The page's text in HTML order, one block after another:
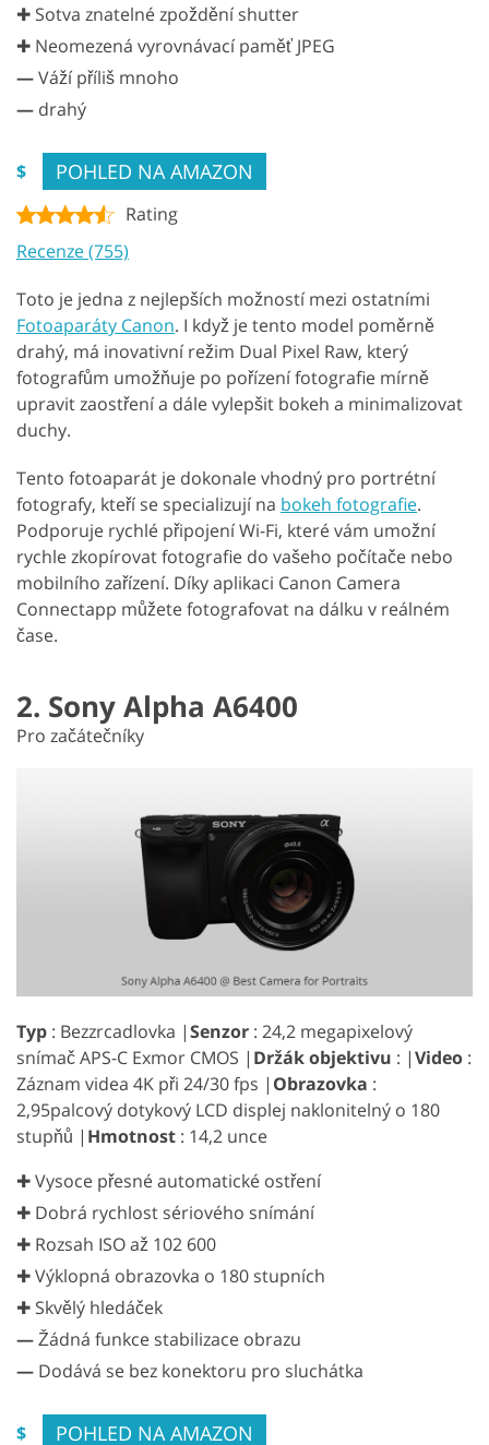
✚ Sotva znatelné zpoždění shutter
✚ Neomezená vyrovnávací paměť JPEG
—Váží příliš mnoho
— drahý
$ POHLED NA AMAZON
Rating
Recenze (755)
Toto je jedna z nejlepších možností mezi ostatními
Fotoaparáty Canon. I když je tento model poměrně
drahý, má inovativní režim Dual Pixel Raw, který
fotografům umožňuje po pořízení fotografie mírně
upravit zaostření a dále vylepšit bokeh a minimalizovat
duchy.
Tento fotoaparát je dokonale vhodný pro portrétní
fotografy, kteří se specializují na bokeh fotografie.
Podporuje rychlé připojení Wi-Fi, které vám umožní
rychle zkopírovat fotografie do vašeho počítače nebo
mobilního zařízení. Díky aplikaci Canon Camera
Connectapp můžete fotografovat na dálku v reálném
čase.
2. Sony Alpha A6400
Pro začátečníky
Typ : Bezzrcadlovka |Senzor : 24,2 megapixelový
snímač APS-C Exmor CMOS | Držák objektivu : |Video :
Záznam videa 4K při 24/30 fps | Obrazovka :
2,95palcový dotykový LCD displej naklonitelný o 180
stupňů | Hmotnost : 14,2 unce
✚ Vysoce přesné automatické ostření
✚ Dobrá rychlost sériového snímání
✚ Rozsah ISO až 102 600
✚ Výklopná obrazovka o 180 stupních
✚ Skvělý hledáček
—Žádná funkce stabilizace obrazu
— Dodává se bez konektoru pro sluchátka
$ POHLED NA AMAZON